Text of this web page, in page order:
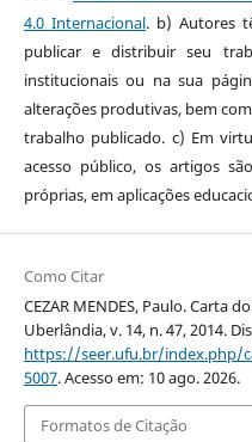
4.0 Internacional. b) Autores
publicar e distribuir seu
institucionais ou na sua
alterações produtivas, bem
trabalho publicado. c) Em
acesso público, os artigos
próprias, em aplicações
Como Citar
CEZAR MENDES, Paulo. Carta
Uberlândia, v. 14, n. 47, 2014.
https://seer.ufu.br/index.php/
5007. Acesso em: 10 ago. 2026.
Formatos de Citação